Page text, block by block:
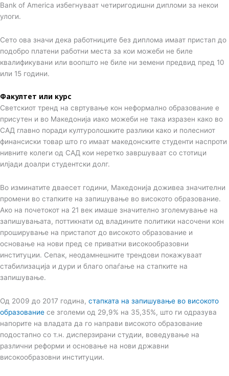
Bank of America избегнуваат четиригодишни дипломи за некои
улоги.
Сето ова значи дека работниците без диплома имаат пристап до
подобро платени работни места за кои можеби не биле
квалификувани или воопшто не биле ни земени предвид пред 10
или 15 години.
Факултет или курс
Светскиот тренд на свртување кон неформално образование е
присутен и во Македонија иако можеби не така изразен како во
САД главно поради културолошките разлики како и полесниот
финансиски товар што го имаат македонските студенти наспроти
нивните колеги од САД кои неретко завршуваат со стотици
илјади доалри студентски долг.
Во изминатите дваесет години, Македонија доживеа значителни
промени во стапките на запишување во високото образование.
Ако на почетокот на 21 век имаше значително зголемување на
запишувањата, поттикнати од владините политики насочени кон
проширување на пристапот до високото образование и
основање на нови пред се приватни високообразовни
институции. Сепак, неодамнешните трендови покажуваат
стабилизација и дури и благо опаѓање на стапките на
запишување.
Од 2009 до 2017 година, стапката на запишување во високото
образование се зголеми од 29,9% на 35,35%, што ги одразува
напорите на владата да го направи високото образование
подостапно со т.н. дисперзирани студии, воведување на
различни реформи и основање на нови државни
високообразовни институции.